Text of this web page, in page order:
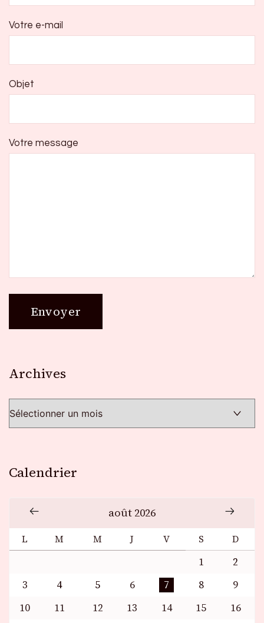
Votre e-mail
Objet
Votre message
Archives
Calendrier
août 2026
L M M J V S D
1
2
3
4 5 6 7 8
9
10
11 12 13 14 15
16